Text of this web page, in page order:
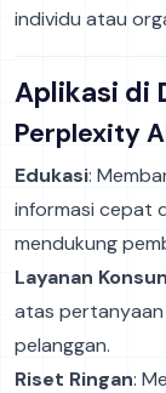
individu atau
Aplikasi di
Perplexity
Edukasi:
informasi cepat
mendukung
Layanan
atas
pelanggan.
Riset Ringan: